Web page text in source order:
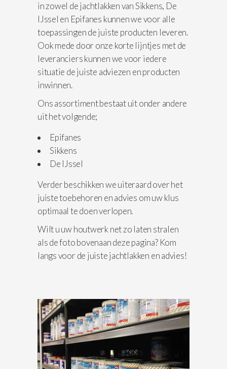
in zowel de jachtlakken van Sikkens, De
IJssel en Epifanes kunnen we voor alle
toepassingen de juiste producten leveren.
Ook mede door onze korte lijntjes met de
leveranciers kunnen we voor iedere
situatie de juiste adviezen en producten
inwinnen.
Ons assortiment bestaat uit onder andere
uit het volgende;
Epifanes
Sikkens
De IJssel
Verder beschikken we uiteraard over het
juiste toebehoren en advies om uw klus
optimaal te doen verlopen.
Wilt u uw houtwerk net zo laten stralen
als de foto bovenaan deze pagina? Kom
langs voor de juiste jachtlakken en advies!